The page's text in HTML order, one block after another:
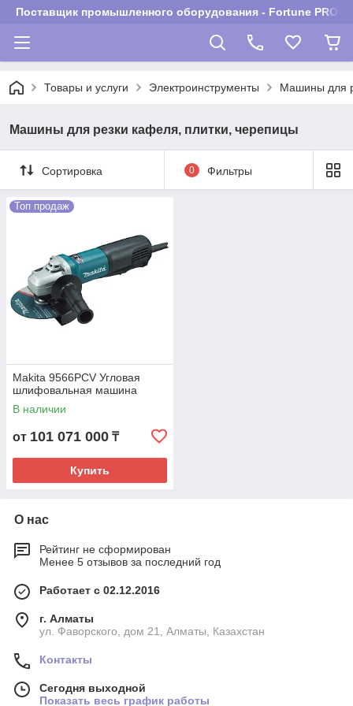
Поставщик промышленного оборудования - Fortune PROM
Товары и услуги Электроинструменты Машины для
Машины для резки кафеля, плитки, черепицы
Сортировка 0 Фильтры
Топ продаж
Makita 9566PCV Угловая
шлифовальная машина
В наличии
от 101 071 000 ₸
Купить
О нас
Рейтинг не сформирован
Менее 5 отзывов за последний год
Работает с 02.12.2016
г. Алматы
ул. Фаворского, дом 21, Алматы, Казахстан
Контакты
Сегодня выходной
Показать весь график работы